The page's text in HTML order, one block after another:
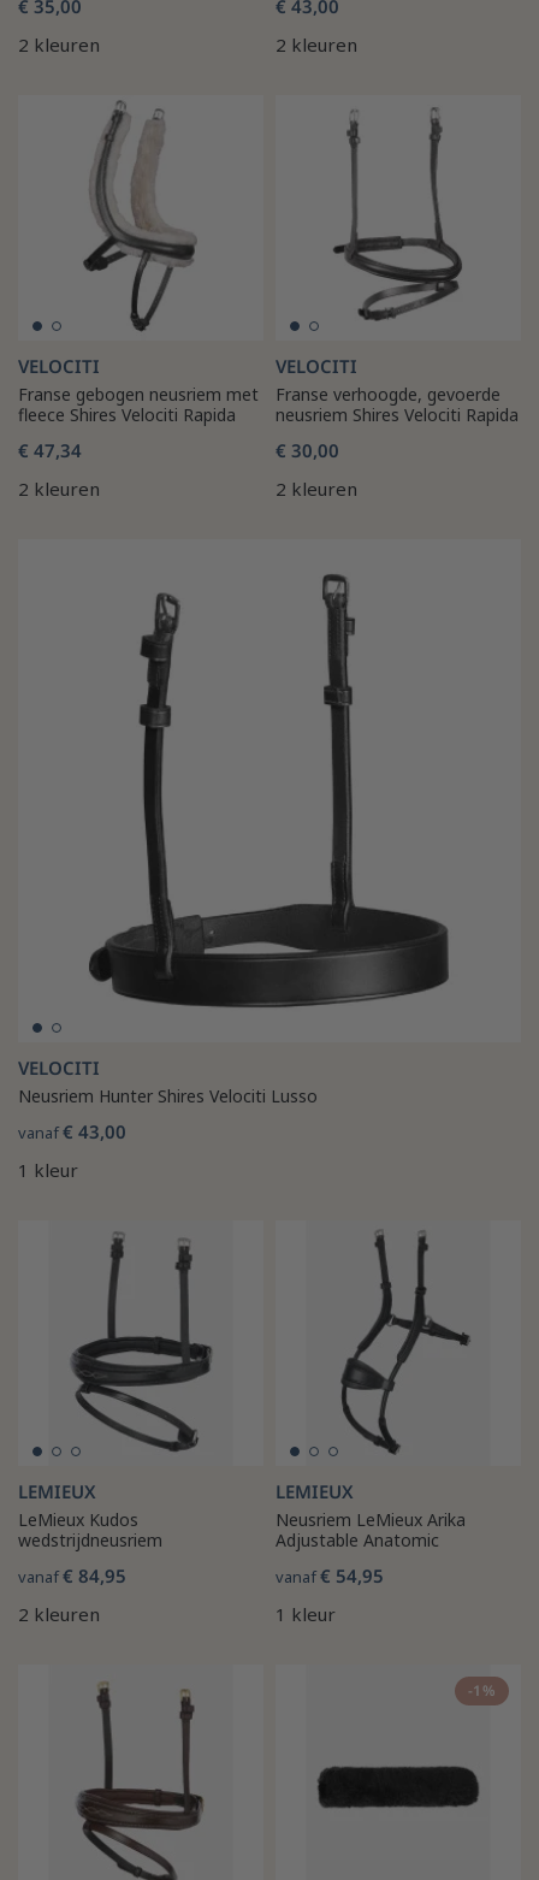
€ 35,00
2 kleuren
€ 43,00
2 kleuren
VELOCITI
Franse gebogen neusriem met
fleece Shires Velociti Rapida
€ 47,34
2 kleuren
VELOCITI
Franse verhoogde, gevoerde
neusriem Shires Velociti Rapida
€ 30,00
2 kleuren
VELOCITI
Neusriem Hunter Shires Velociti Lusso
vanaf€ 43,00
1 kleur
LEMIEUX
LeMieux Kudos
wedstrijdneusriem
vanaf€ 84,95
2 kleuren
LEMIEUX
Neusriem LeMieux Arika
Adjustable Anatomic
vanaf€ 54,95
1 kleur
-1%